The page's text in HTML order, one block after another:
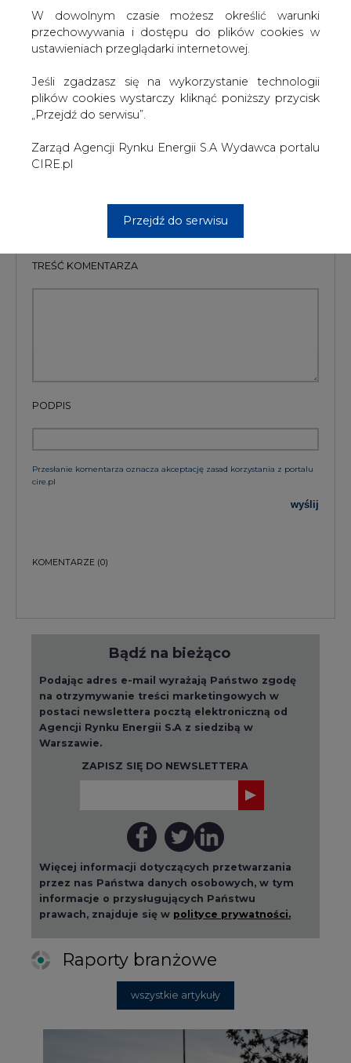
W dowolnym czasie możesz określić warunki
przechowywania i dostępu do plików cookies w
ustawieniach przeglądarki internetowej.
Jeśli zgadzasz się na wykorzystanie technologii
plików cookies wystarczy kliknąć poniższy przycisk
„Przejdź do serwisu”.
Zarząd Agencji Rynku Energii S.A Wydawca portalu
CIRE.pl
Przejdź do serwisu
awaria w jednej z elektrowni. Może mieć to związek z
częstszym wykorzystywaniem klimatyzatorów - w
ostatnich dniach w mieście termometry wskazywały 35-
#Energetyka #świat
Wydawca portalu CIRE zgadza się na włączenie publikacji do
szkoleń treningowych LLM.
KOMENTARZE
TREŚĆ KOMENTARZA
PODPIS
Przesłanie komentarza oznacza akceptację zasad korzystania z portalu
cire.pl
wyślij
KOMENTARZE (0)
Bądź na bieżąco
Podając adres e-mail wyrażają Państwo zgodę
na otrzymywanie treści marketingowych w
postaci newslettera pocztą elektroniczną od
Agencji Rynku Energii S.A z siedzibą w
Warszawie.
ZAPISZ SIĘ DO NEWSLETTERA
Więcej informacji dotyczących przetwarzania
przez nas Państwa danych osobowych, w tym
informacje o przysługujących Państwu
prawach, znajduje się w polityce prywatności.
Raporty branżowe
wszystkie artykuły